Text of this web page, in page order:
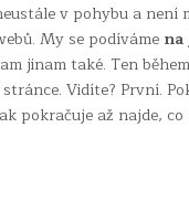
v pohybu a
My se podíváme
jinam také. Ten
Vidíte? První.
pokračuje až najde, co